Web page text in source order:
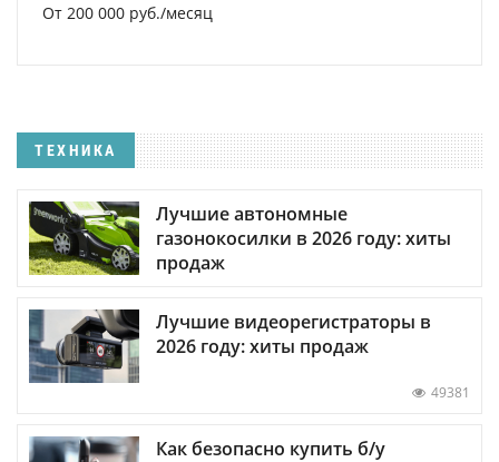
От 200 000 руб./месяц
ТЕХНИКА
Лучшие автономные
газонокосилки в 2026 году: хиты
продаж
Лучшие видеорегистраторы в
2026 году: хиты продаж
49381
Как безопасно купить б/у